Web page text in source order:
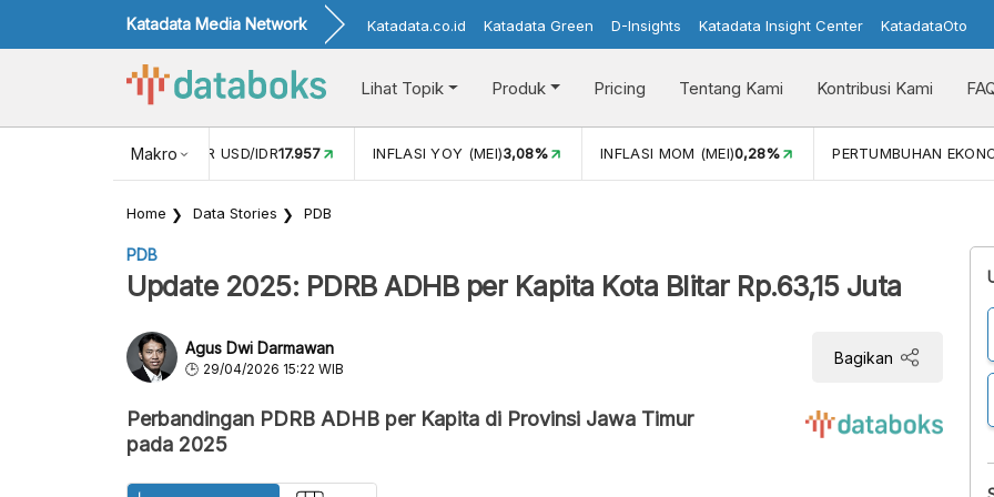
Katadata Media Network Katadata.co.id Katadata Green D-Insights Katadata Insight Center KatadataOto
Lihat Topik Produk Pricing Tentang Kami Kontribusi Kami
Makro
NILAI TUKAR USD/IDR17.957 INFLASI YOY (MEI)3,08% INFLASI MOM (MEI)0,28% PERTUMBUHAN
Home Data Stories PDB
PDB
Update 2025: PDRB ADHB per Kapita Kota Blitar Rp.63,15 Juta
Agus Dwi Darmawan
29/04/2026 15:22 WIB
Bagikan
Perbandingan PDRB ADHB per Kapita di Provinsi Jawa Timur
pada 2025